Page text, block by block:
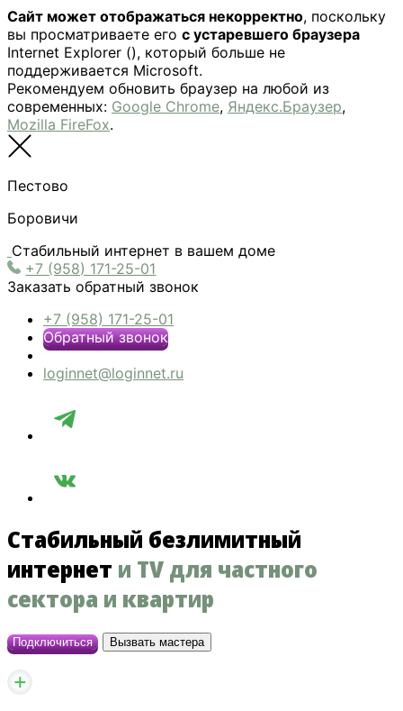
Сайт может отображаться некорректно, поскольку
вы просматриваете его с устаревшего браузера
Internet Explorer (), который больше не
поддерживается Microsoft.
Рекомендуем обновить браузер на любой из
современных: Google Chrome, Яндекс.Браузер,
Mozilla FireFox.
Пестово
Боровичи
Стабильный интернет в вашем доме
+7 (958) 171-25-01
Заказать обратный звонок
+7 (958) 171-25-01
Обратный звонок
loginnet@loginnet.ru
Стабильный безлимитный
интернет и TV для частного
сектора и квартир
Подключиться Вызвать мастера